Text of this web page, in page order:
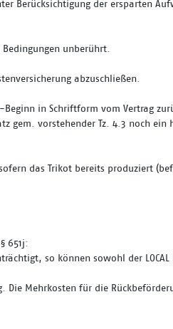
Berücksichtigung der ersparten
Bedingungen unberührt.
abzuschließen.
in Schriftform vom Vertrag
gem. vorstehender Tz. 4.3 noch ein
das Trikot bereits produziert
651j:
so können sowohl der LOCAL
Die Mehrkosten für die